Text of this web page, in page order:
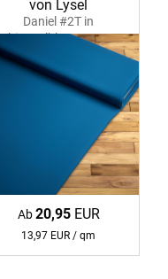
von Lysel
Daniel #2T in
himmelblau 11219
Ab20,95EUR
13,97 EUR / qm